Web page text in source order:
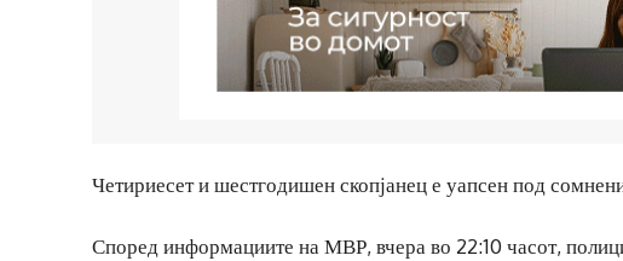
Четириесет и шестгодишен скопјанец е уапсен под
Според информациите на МВР, вчера во 22:10 часот,